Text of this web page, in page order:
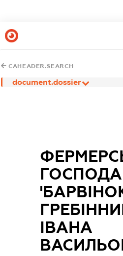
CAHEADER.SEARCH
document.dossier
ІВАНА